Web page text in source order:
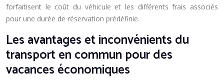
forfaitisent le coût du véhicule et les différents frais associés
pour une durée de réservation prédéfinie.
Les avantages et inconvénients du
transport en commun pour des
vacances économiques